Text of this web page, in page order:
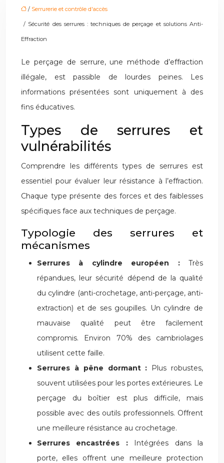
/ Serrurerie et contrôle d'accès
/ Sécurité des serrures : techniques de perçage et solutions Anti-
Effraction
Le perçage de serrure, une méthode d’effraction
illégale, est passible de lourdes peines. Les
informations présentées sont uniquement à des
fins éducatives.
Types de serrures et
vulnérabilités
Comprendre les différents types de serrures est
essentiel pour évaluer leur résistance à l’effraction.
Chaque type présente des forces et des faiblesses
spécifiques face aux techniques de perçage.
Typologie des serrures et
mécanismes
Serrures à cylindre européen : Très
répandues, leur sécurité dépend de la qualité
du cylindre (anti-crochetage, anti-perçage, anti-
extraction) et de ses goupilles. Un cylindre de
mauvaise qualité peut être facilement
compromis. Environ 70% des cambriolages
utilisent cette faille.
Serrures à pêne dormant :
Plus robustes,
souvent utilisées pour les portes extérieures. Le
perçage du boîtier est plus difficile, mais
possible avec des outils professionnels. Offrent
une meilleure résistance au crochetage.
Serrures encastrées : Intégrées dans la
porte, elles offrent une meilleure protection